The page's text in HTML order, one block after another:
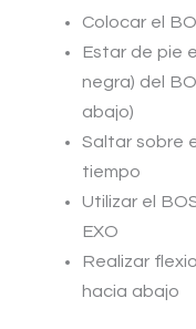
Colocar el
Estar de pie
negra) del
abajo)
Saltar sobre
tiempo
Utilizar el
EXO
Realizar
hacia abajo